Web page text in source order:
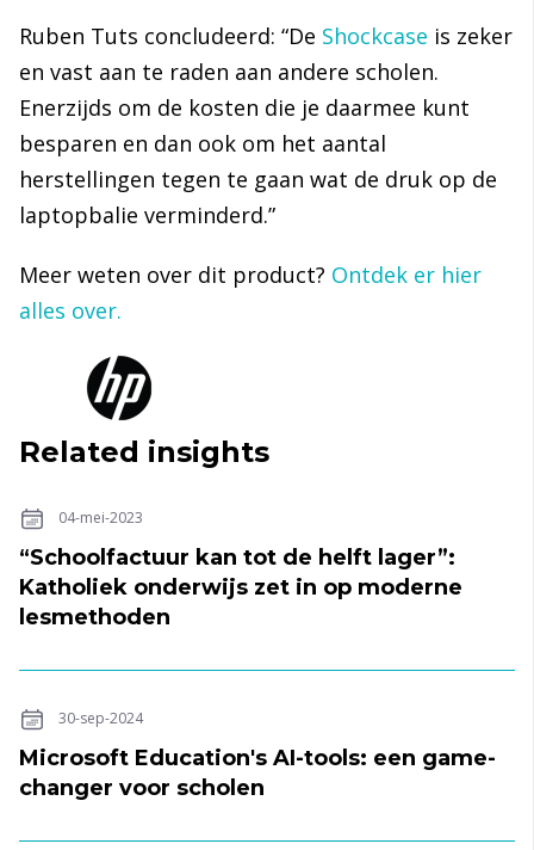
Ruben Tuts concludeerd: “De Shockcase is zeker
en vast aan te raden aan andere scholen.
Enerzijds om de kosten die je daarmee kunt
besparen en dan ook om het aantal
herstellingen tegen te gaan wat de druk op de
laptopbalie verminderd.”
Meer weten over dit product? Ontdek er hier
alles over.
Related insights
04-mei-2023
“Schoolfactuur kan tot de helft lager”:
Katholiek onderwijs zet in op moderne
lesmethoden
30-sep-2024
Microsoft Education's AI-tools: een game-
changer voor scholen